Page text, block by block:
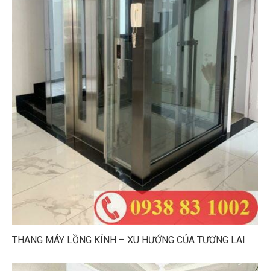
THANG MÁY LỒNG KÍNH – XU HƯỚNG CỦA TƯƠNG LAI